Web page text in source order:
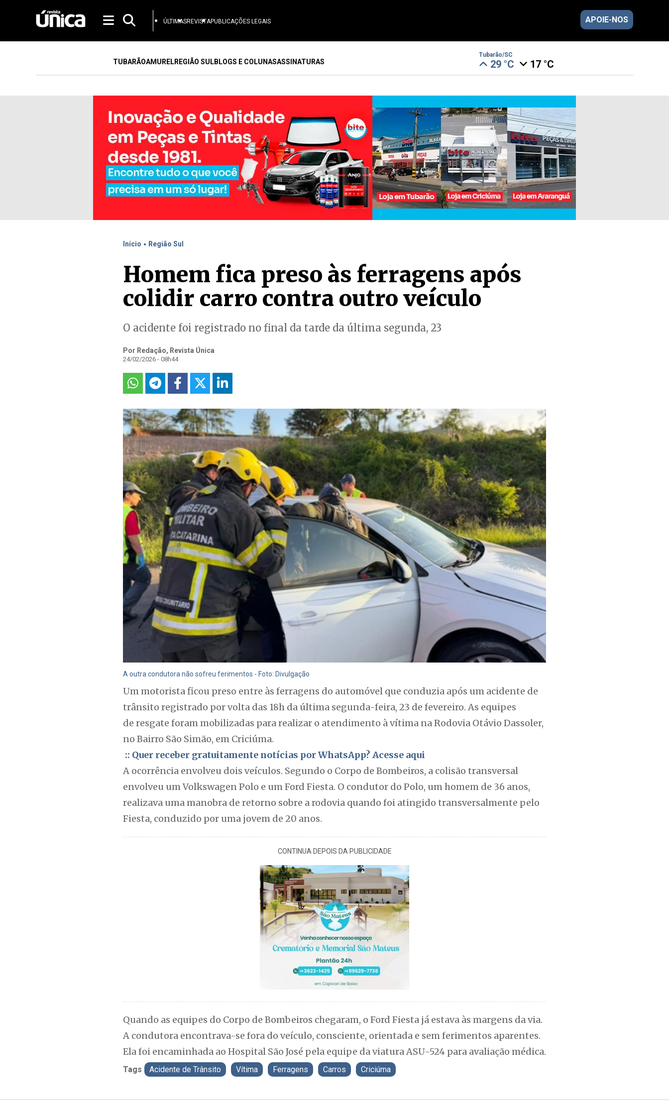
ÚLTIMASREVISTAPUBLICAÇÕES LEGAIS APOIE-NOS
TUBARÃOAMURELREGIÃO SULBLOGS E COLUNASASSINATURAS
Tubarão/SC
29 °C 17 °C
Início . Região Sul
Homem fica preso às ferragens após
colidir carro contra outro veículo
O acidente foi registrado no final da tarde da última segunda, 23
Por Redação, Revista Única
24/02/2026 - 08h44
A outra condutora não sofreu ferimentos - Foto: Divulgação
Um motorista ficou preso entre às ferragens do automóvel que conduzia após um acidente de
trânsito registrado por volta das 18h da última segunda-feira, 23 de fevereiro. As equipes
de resgate foram mobilizadas para realizar o atendimento à vítima na Rodovia Otávio Dassoler,
no Bairro São Simão, em Criciúma.
:: Quer receber gratuitamente notícias por WhatsApp? Acesse aqui
A ocorrência envolveu dois veículos. Segundo o Corpo de Bombeiros, a colisão transversal
envolveu um Volkswagen Polo e um Ford Fiesta. O condutor do Polo, um homem de 36 anos,
realizava uma manobra de retorno sobre a rodovia quando foi atingido transversalmente pelo
Fiesta, conduzido por uma jovem de 20 anos.
CONTINUA DEPOIS DA PUBLICIDADE
Quando as equipes do Corpo de Bombeiros chegaram, o Ford Fiesta já estava às margens da via.
A condutora encontrava-se fora do veículo, consciente, orientada e sem ferimentos aparentes.
Ela foi encaminhada ao Hospital São José pela equipe da viatura ASU-524 para avaliação médica.
Tags Acidente de Trânsito Vítima Ferragens Carros Criciúma